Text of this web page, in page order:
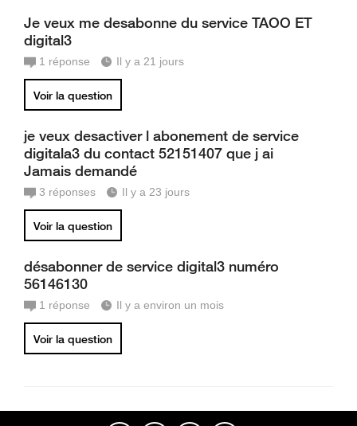
Je veux me desabonne du service TAOO ET
digital3
1 réponse Il y a 21 jours
Voir la question
je veux desactiver l abonement de service
digitala3 du contact 52151407 que j ai
Jamais demandé
3 réponses Il y a 23 jours
Voir la question
désabonner de service digital3 numéro
56146130
1 réponse Il y a environ un mois
Voir la question